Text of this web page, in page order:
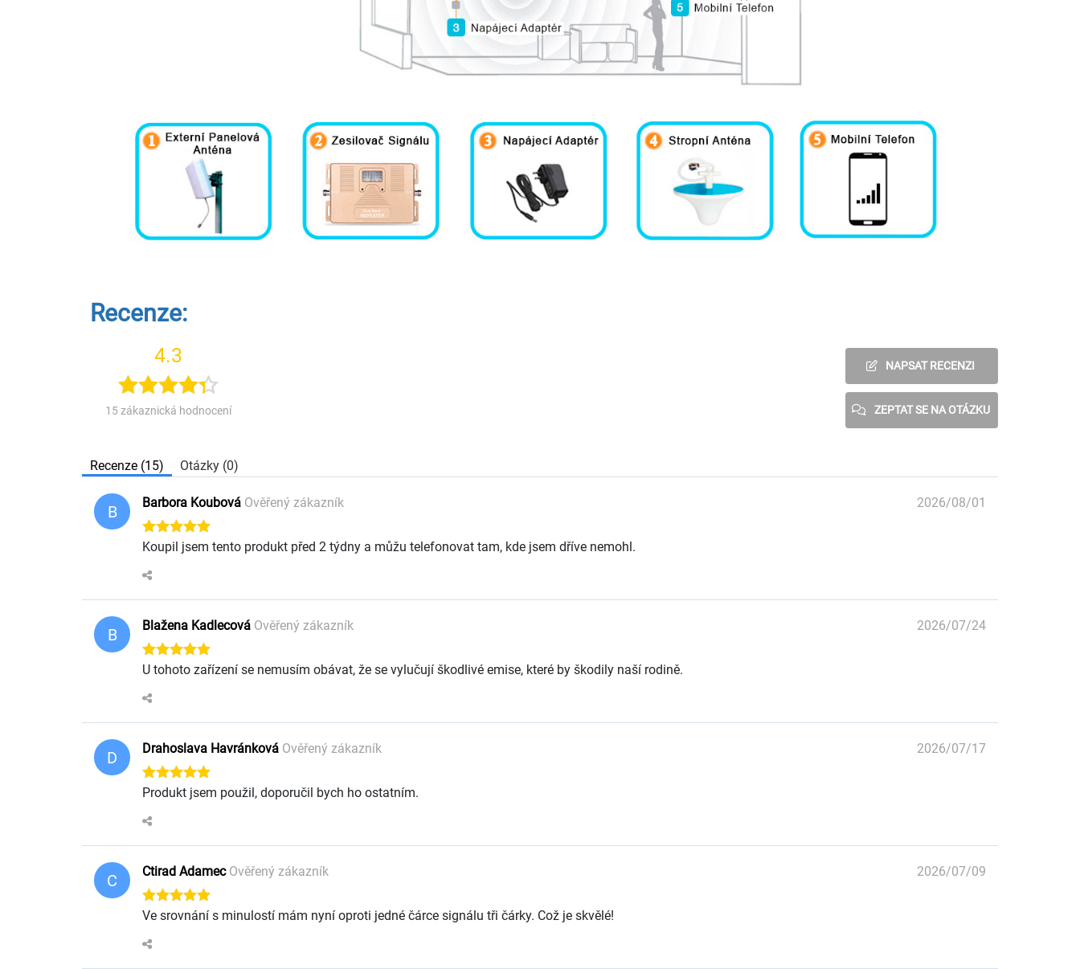
Recenze:
4.3
15 zákaznická hodnocení
NAPSAT RECENZI
ZEPTAT SE NA OTÁZKU
Recenze (15) Otázky (0)
B Barbora Koubová Ověřený zákazník 2026/08/01
Koupil jsem tento produkt před 2 týdny a můžu telefonovat tam, kde jsem dříve nemohl.
B Blažena Kadlecová Ověřený zákazník 2026/07/24
U tohoto zařízení se nemusím obávat, že se vylučují škodlivé emise, které by škodily naší rodině.
D Drahoslava Havránková Ověřený zákazník 2026/07/17
Produkt jsem použil, doporučil bych ho ostatním.
C Ctirad AdamecOvěřený zákazník 2026/07/09
Ve srovnání s minulostí mám nyní oproti jedné čárce signálu tři čárky. Což je skvělé!